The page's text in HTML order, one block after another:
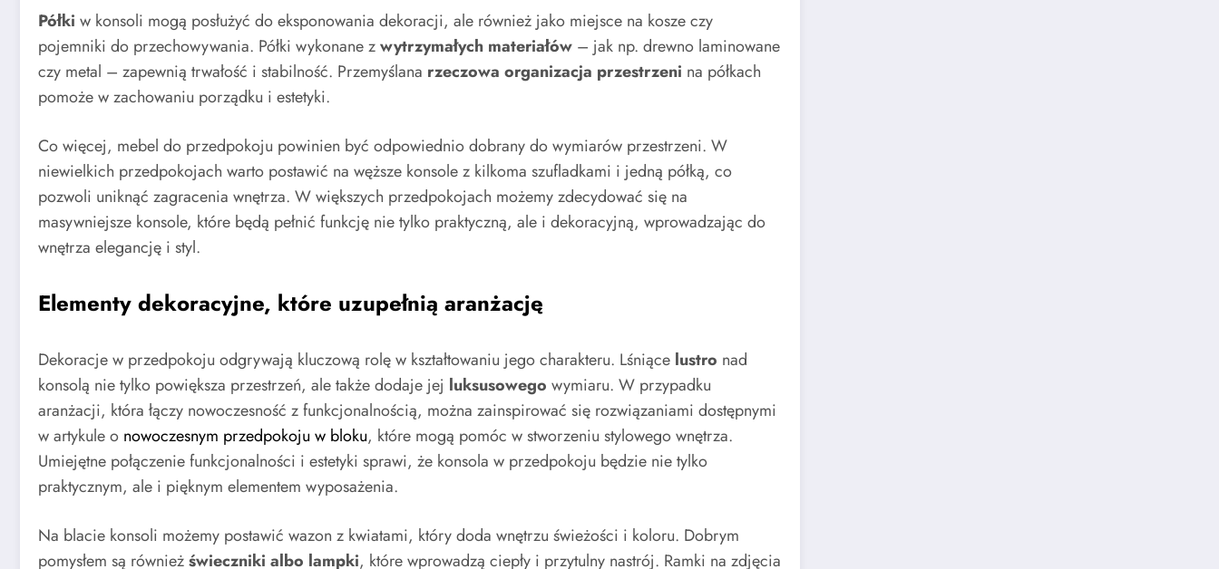
Półki w konsoli mogą posłużyć do eksponowania dekoracji, ale również jako miejsce na kosze czy
pojemniki do przechowywania. Półki wykonane zwytrzymałych materiałów – jak np. drewno laminowane
czy metal – zapewnią trwałość i stabilność. Przemyślana rzeczowa organizacja przestrzeni na półkach
pomoże w zachowaniu porządku i estetyki.
Co więcej, mebel do przedpokoju powinien być odpowiednio dobrany do wymiarów przestrzeni. W
niewielkich przedpokojach warto postawić na węższe konsole z kilkoma szufladkami i jedną półką, co
pozwoli uniknąć zagracenia wnętrza. W większych przedpokojach możemy zdecydować się na
masywniejsze konsole, które będą pełnić funkcję nie tylko praktyczną, ale i dekoracyjną, wprowadzając do
wnętrza elegancję i styl.
Elementy dekoracyjne, które uzupełnią aranżację
Dekoracje w przedpokoju odgrywają kluczową rolę w kształtowaniu jego charakteru. Lśniące lustro nad
konsolą nie tylko powiększa przestrzeń, ale także dodaje jej luksusowego wymiaru. W przypadku
aranżacji, która łączy nowoczesność z funkcjonalnością, można zainspirować się rozwiązaniami dostępnymi
w artykule o nowoczesnym przedpokoju w bloku, które mogą pomóc w stworzeniu stylowego wnętrza.
Umiejętne połączenie funkcjonalności i estetyki sprawi, że konsola w przedpokoju będzie nie tylko
praktycznym, ale i pięknym elementem wyposażenia.
Na blacie konsoli możemy postawić wazon z kwiatami, który doda wnętrzu świeżości i koloru. Dobrym
pomysłem są równieżświeczniki albo lampki, które wprowadzą ciepły i przytulny nastrój. Ramki na zdjęcia